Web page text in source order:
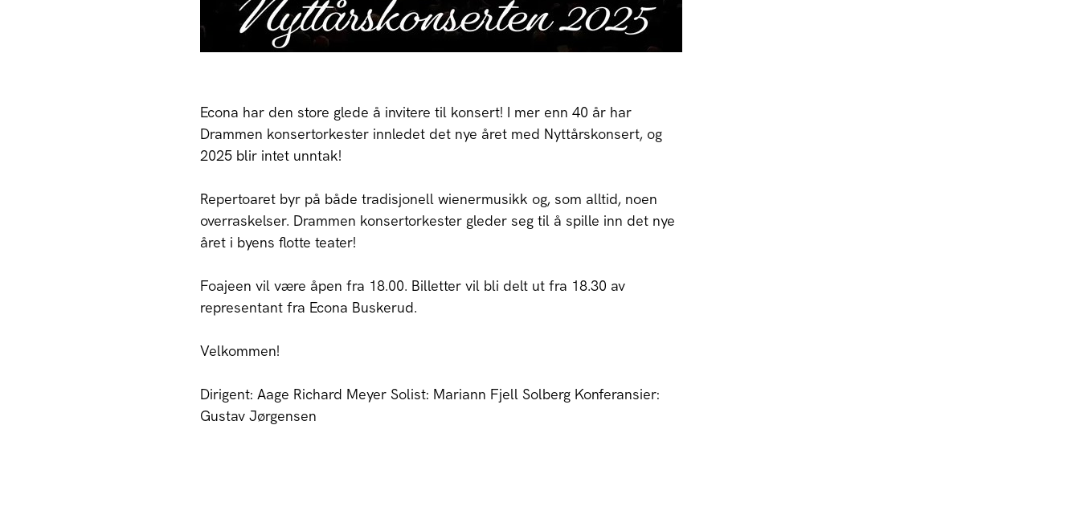
Econa har den store glede å invitere til konsert! I mer enn 40 år har
Drammen konsertorkester innledet det nye året med Nyttårskonsert, og
2025 blir intet unntak!
Repertoaret byr på både tradisjonell wienermusikk og, som alltid, noen
overraskelser. Drammen konsertorkester gleder seg til å spille inn det nye
året i byens flotte teater!
Foajeen vil være åpen fra 18.00. Billetter vil bli delt ut fra 18.30 av
representant fra Econa Buskerud.
Velkommen!
Dirigent: Aage Richard Meyer Solist: Mariann Fjell Solberg Konferansier:
Gustav Jørgensen